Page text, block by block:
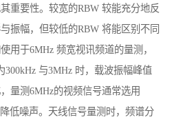
重要性。较宽的RBW 较能充分地反
振幅，但较低的RBW 将能区别不同
用于6MHz 频宽视讯频道的量测，
300kHz 与3MHz 时，载波振幅峰值
量测6MHz的视频信号通常选用
低噪声。天线信号量测时，频谱分